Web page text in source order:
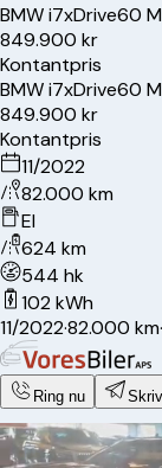
BMWi7xDrive60
849.900 kr
Kontantpris
BMWi7xDrive60
849.900 kr
Kontantpris
11/2022
82.000 km
El
624 km
544 hk
102 kWh
11/2022·82.000 km·
Ring nu